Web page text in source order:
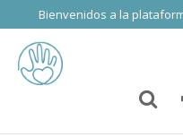
Bienvenidos a la